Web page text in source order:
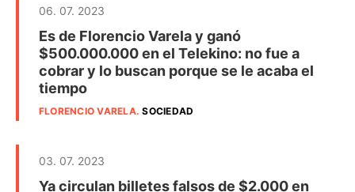
06. 07. 2023
Es de Florencio Varela y ganó
$500.000.000 en el Telekino: no fue a
cobrar y lo buscan porque se le acaba el
tiempo
FLORENCIO VARELA.SOCIEDAD
03. 07. 2023
Ya circulan billetes falsos de $2.000 en